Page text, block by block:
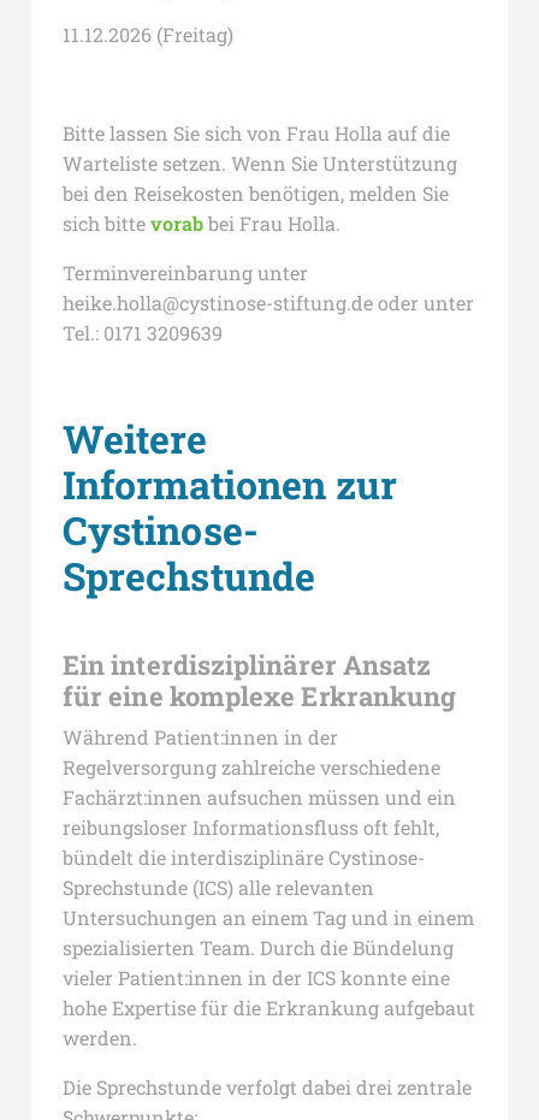
11.12.2026 (Freitag)
Bitte lassen Sie sich von Frau Holla auf die
Warteliste setzen. Wenn Sie Unterstützung
bei den Reisekosten benötigen, melden Sie
sich bittevorabbei Frau Holla.
Terminvereinbarung unter
heike.holla@cystinose-stiftung.de oder unter
Tel.: 0171 3209639
Weitere
Informationen zur
Cystinose-
Sprechstunde
Ein interdisziplinärer Ansatz
für eine komplexe Erkrankung
Während Patient:innen in der
Regelversorgung zahlreiche verschiedene
Fachärzt:innen aufsuchen müssen und ein
reibungsloser Informationsfluss oft fehlt,
bündelt die interdisziplinäre Cystinose-
Sprechstunde (ICS) alle relevanten
Untersuchungen an einem Tag und in einem
spezialisierten Team. Durch die Bündelung
vieler Patient:innen in der ICS konnte eine
hohe Expertise für die Erkrankung aufgebaut
werden.
Die Sprechstunde verfolgt dabei drei zentrale